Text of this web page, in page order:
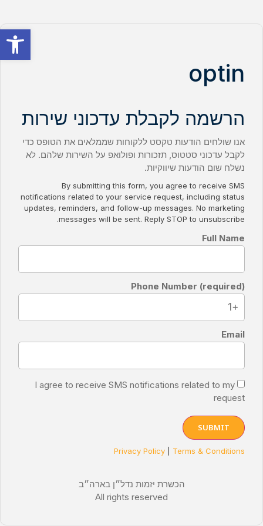
פתח
optin
הרשמה לקבלת עדכוני שירות
אנו שולחים הודעות טקסט ללקוחות שממלאים את הטופס כדי
לקבל עדכוני סטטוס, תזכורות ופולואפ על השירות שלהם. לא
נשלח שום הודעות שיווקיות.
By submitting this form, you agree to receive SMS
notifications related to your service request, including status
updates, reminders, and follow-up messages. No marketing
messages will be sent. Reply STOP to unsubscribe.
Full Name
Phone Number (required)
Email
I agree to receive SMS notifications related to my
request
SUBMIT
Privacy Policy Terms & Conditions
הכשרת יזמות נדל״ן בארה״ב
All rights reserved